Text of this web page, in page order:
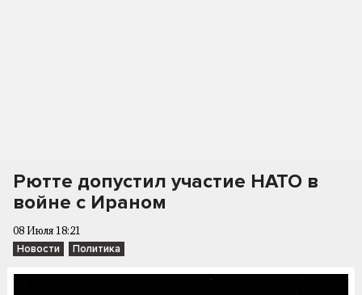
Рютте допустил участие НАТО в
войне с Ираном
08 Июля 18:21
Новости Политика